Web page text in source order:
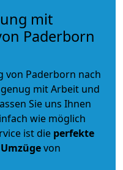
mit
Paderborn
von Paderborn nach
mit Arbeit und
Sie uns Ihnen
wie möglich
ist die perfekte
von